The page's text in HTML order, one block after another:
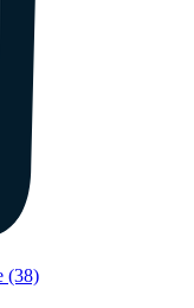
(38)